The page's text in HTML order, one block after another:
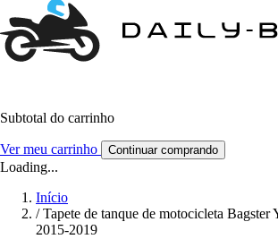
Subtotal do carrinho
Ver meu carrinho Continuar comprando
Loading...
Início
/ Tapete de tanque de motocicleta
2015-2019